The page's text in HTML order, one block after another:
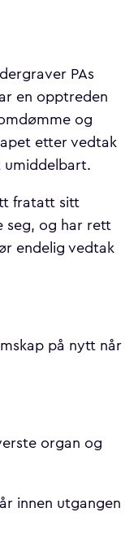
PAs
en opptreden
og
etter vedtak
umiddelbart.
fratatt sitt
seg, og har rett
endelig vedtak
på nytt når
organ og
innen utgangen